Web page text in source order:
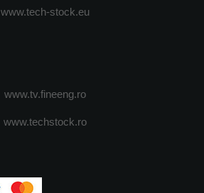
www.tech-stock.eu
www.tv.fineeng.ro
www.techstock.ro